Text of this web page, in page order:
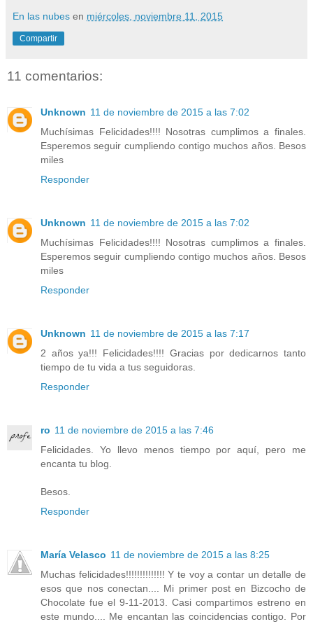
En las nubes en miércoles, noviembre 11, 2015
Compartir
11 comentarios:
Unknown 11 de noviembre de 2015 a las 7:02
Muchísimas Felicidades!!!! Nosotras cumplimos a finales.
Esperemos seguir cumpliendo contigo muchos años. Besos
miles
Responder
Unknown 11 de noviembre de 2015 a las 7:02
Muchísimas Felicidades!!!! Nosotras cumplimos a finales.
Esperemos seguir cumpliendo contigo muchos años. Besos
miles
Responder
Unknown 11 de noviembre de 2015 a las 7:17
2 años ya!!! Felicidades!!!! Gracias por dedicarnos tanto
tiempo de tu vida a tus seguidoras.
Responder
ro 11 de noviembre de 2015 a las 7:46
Felicidades. Yo llevo menos tiempo por aquí, pero me
encanta tu blog.
Besos.
Responder
María Velasco 11 de noviembre de 2015 a las 8:25
Muchas felicidades!!!!!!!!!!!!!! Y te voy a contar un detalle de
esos que nos conectan.... Mi primer post en Bizcocho de
Chocolate fue el 9-11-2013. Casi compartimos estreno en
este mundo.... Me encantan las coincidencias contigo. Por